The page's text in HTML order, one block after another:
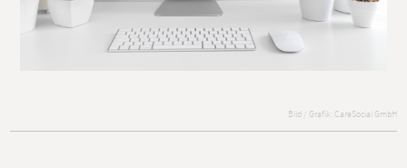
Bild / Grafik: CareSocial GmbH